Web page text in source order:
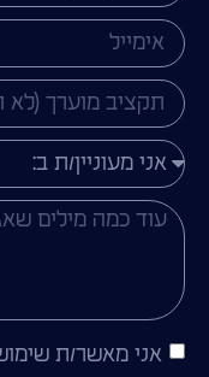
אני מאשר/ת